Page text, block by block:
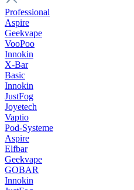
Professional
Aspire
Geekvape
VooPoo
Innokin
X-Bar
Basic
Innokin
JustFog
Joyetech
Vaptio
Pod-Systeme
Aspire
Elfbar
Geekvape
GOBAR
Innokin